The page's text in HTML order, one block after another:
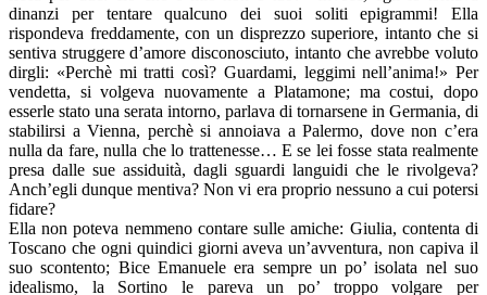
dinanzi per tentare qualcuno dei suoi soliti epigrammi! Ella
rispondeva freddamente, con un disprezzo superiore, intanto che si
sentiva struggere d’amore disconosciuto, intanto che avrebbe voluto
dirgli: «Perchè mi tratti così? Guardami, leggimi nell’anima!» Per
vendetta, si volgeva nuovamente a Platamone; ma costui, dopo
esserle stato una serata intorno, parlava di tornarsene in Germania, di
stabilirsi a Vienna, perchè si annoiava a Palermo, dove non c’era
nulla da fare, nulla che lo trattenesse… E se lei fosse stata realmente
presa dalle sue assiduità, dagli sguardi languidi che le rivolgeva?
Anch’egli dunque mentiva? Non vi era proprio nessuno a cui potersi
fidare?
Ella non poteva nemmeno contare sulle amiche: Giulia, contenta di
Toscano che ogni quindici giorni aveva un’avventura, non capiva il
suo scontento; Bice Emanuele era sempre un po’ isolata nel suo
idealismo, la Sortino le pareva un po’ troppo volgare per